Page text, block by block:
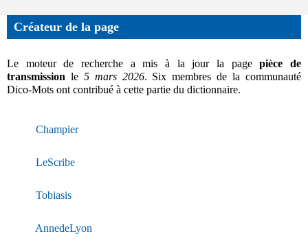
Créateur de la page
Le moteur de recherche a mis à la jour la pagepièce de
transmission le 5 mars 2026. Six membres de la communauté
Dico-Mots ont contribué à cette partie du dictionnaire.
Champier
LeScribe
Tobiasis
AnnedeLyon